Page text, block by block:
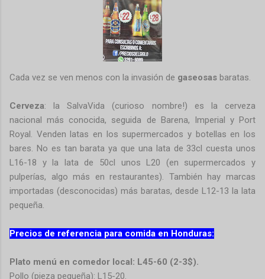
Cada vez se ven menos con la invasión de gaseosas baratas.
Cerveza: la SalvaVida (curioso nombre!) es la cerveza
nacional más conocida, seguida de Barena, Imperial y Port
Royal. Venden latas en los supermercados y botellas en los
bares. No es tan barata ya que una lata de 33cl cuesta unos
L16-18 y la lata de 50cl unos L20 (en supermercados y
pulperías, algo más en restaurantes). También hay marcas
importadas (desconocidas) más baratas, desde L12-13 la lata
pequeña.
Precios de referencia para comida en Honduras:
Plato menú en comedor local: L45-60 (2-3$).
Pollo (pieza pequeña): L15-20.